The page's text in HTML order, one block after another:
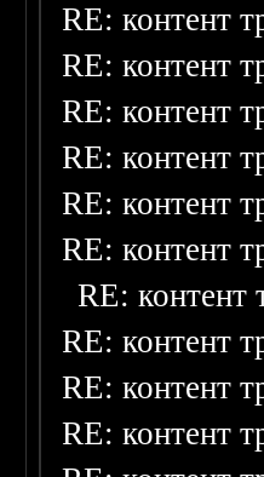
RE: контент
RE: контент
RE: контент
RE: контент
RE: контент
RE: контент
RE: контент
RE: контент
RE: контент
RE: контент